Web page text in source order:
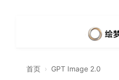
首页 › GPT Image 2.0